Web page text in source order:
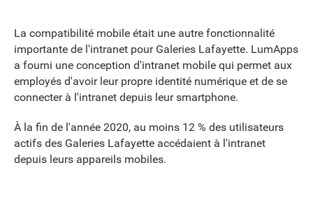
La compatibilité mobile était une autre fonctionnalité
importante de l'intranet pour Galeries Lafayette. LumApps
a fourni une conception d'intranet mobile qui permet aux
employés d'avoir leur propre identité numérique et de se
connecter à l'intranet depuis leur smartphone.
À la fin de l'année 2020, au moins 12 % des utilisateurs
actifs des Galeries Lafayette accédaient à l'intranet
depuis leurs appareils mobiles.